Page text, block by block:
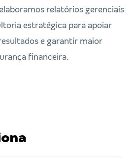
relatórios gerenciais
estratégica para apoiar
e garantir maior
financeira.